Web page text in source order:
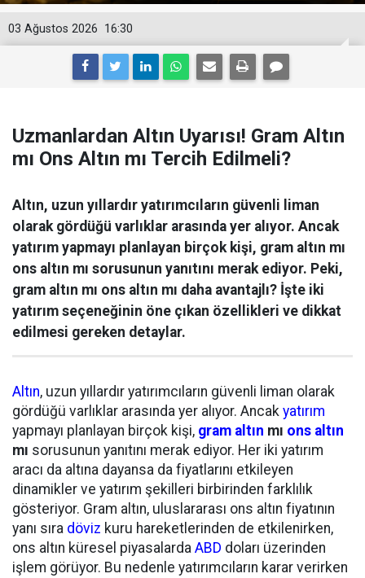
16:30
03 Ağustos 2026
Uzmanlardan Altın Uyarısı! Gram Altın
mı Ons Altın mı Tercih Edilmeli?
Altın, uzun yıllardır yatırımcıların güvenli liman
olarak gördüğü varlıklar arasında yer alıyor. Ancak
yatırım yapmayı planlayan birçok kişi, gram altın mı
ons altın mı sorusunun yanıtını merak ediyor. Peki,
gram altın mı ons altın mı daha avantajlı? İşte iki
yatırım seçeneğinin öne çıkan özellikleri ve dikkat
edilmesi gereken detaylar.
Altın, uzun yıllardır yatırımcıların güvenli liman olarak
gördüğü varlıklar arasında yer alıyor. Ancak yatırım
yapmayı planlayan birçok kişi, gram altın mı ons altın
mı sorusunun yanıtını merak ediyor. Her iki yatırım
aracı da altına dayansa da fiyatlarını etkileyen
dinamikler ve yatırım şekilleri birbirinden farklılık
gösteriyor. Gram altın, uluslararası ons altın fiyatının
yanı sıra döviz kuru hareketlerinden de etkilenirken,
ons altın küresel piyasalarda ABD doları üzerinden
işlem görüyor. Bu nedenle yatırımcıların karar verirken